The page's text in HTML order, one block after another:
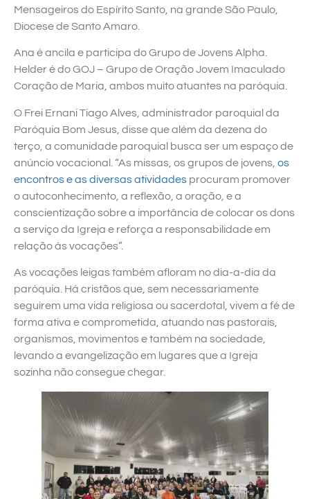
Mensageiros do Espírito Santo, na grande São Paulo,
Diocese de Santo Amaro.
Ana é ancila e participa do Grupo de Jovens Alpha.
Helder é do GOJ – Grupo de Oração Jovem Imaculado
Coração de Maria, ambos muito atuantes na paróquia.
O Frei Ernani Tiago Alves, administrador paroquial da
Paróquia Bom Jesus, disse que além da dezena do
terço, a comunidade paroquial busca ser um espaço de
anúncio vocacional. “As missas, os grupos de jovens, os
encontros e as diversas atividades procuram promover
o autoconhecimento, a reflexão, a oração, e a
conscientização sobre a importância de colocar os dons
a serviço da Igreja e reforça a responsabilidade em
relação às vocações”.
As vocações leigas também afloram no dia-a-dia da
paróquia. Há cristãos que, sem necessariamente
seguirem uma vida religiosa ou sacerdotal, vivem a fé de
forma ativa e comprometida, atuando nas pastorais,
organismos, movimentos e também na sociedade,
levando a evangelização em lugares que a Igreja
sozinha não consegue chegar.